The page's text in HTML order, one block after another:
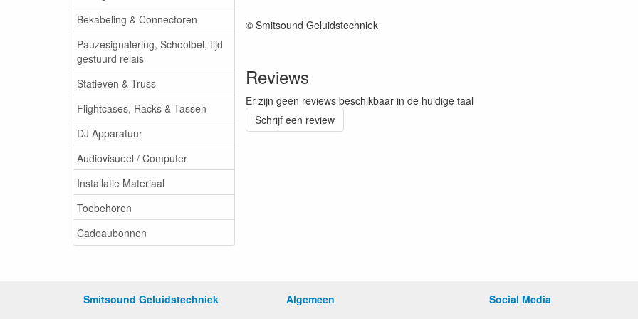
Bekabeling & Connectoren
Pauzesignalering, Schoolbel, tijd
gestuurd relais
Statieven & Truss
Flightcases, Racks & Tassen
DJ Apparatuur
Audiovisueel / Computer
Installatie Materiaal
Toebehoren
Cadeaubonnen
© Smitsound Geluidstechniek
Reviews
Er zijn geen reviews beschikbaar in de huidige taal
Schrijf een review
Smitsound Geluidstechniek Algemeen Social Media